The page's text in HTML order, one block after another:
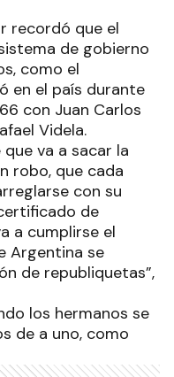
recordó que el
de gobierno
como el
en el país durante
con Juan Carlos
Videla.
va a sacar la
robo, que cada
con su
de
a cumplirse el
Argentina se
de republiquetas”,
los hermanos se
de a uno, como